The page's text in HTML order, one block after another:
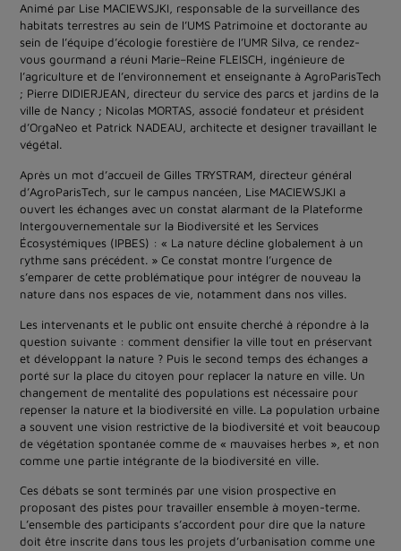
Animé par Lise MACIEWSJKI, responsable de la surveillance des
habitats terrestres au sein de l’UMS Patrimoine et doctorante au
sein de l’équipe d’écologie forestière de l’UMR Silva, ce rendez-
vous gourmand a réuni Marie–Reine FLEISCH, ingénieure de
l’agriculture et de l’environnement et enseignante à AgroParisTech
; Pierre DIDIERJEAN, directeur du service des parcs et jardins de la
ville de Nancy ; Nicolas MORTAS, associé fondateur et président
d’OrgaNeo et Patrick NADEAU, architecte et designer travaillant le
végétal.
Après un mot d’accueil de Gilles TRYSTRAM, directeur général
d’AgroParisTech, sur le campus nancéen, Lise MACIEWSJKI a
ouvert les échanges avec un constat alarmant de la Plateforme
Intergouvernementale sur la Biodiversité et les Services
Écosystémiques (IPBES) : « La nature décline globalement à un
rythme sans précédent. » Ce constat montre l’urgence de
s’emparer de cette problématique pour intégrer de nouveau la
nature dans nos espaces de vie, notamment dans nos villes.
Les intervenants et le public ont ensuite cherché à répondre à la
question suivante : comment densifier la ville tout en préservant
et développant la nature ? Puis le second temps des échanges a
porté sur la place du citoyen pour replacer la nature en ville. Un
changement de mentalité des populations est nécessaire pour
repenser la nature et la biodiversité en ville. La population urbaine
a souvent une vision restrictive de la biodiversité et voit beaucoup
de végétation spontanée comme de « mauvaises herbes », et non
comme une partie intégrante de la biodiversité en ville.
Ces débats se sont terminés par une vision prospective en
proposant des pistes pour travailler ensemble à moyen-terme.
L’ensemble des participants s’accordent pour dire que la nature
doit être inscrite dans tous les projets d’urbanisation comme une